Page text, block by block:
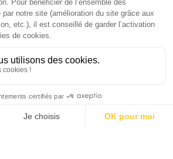
SUIVEZ-NOUS